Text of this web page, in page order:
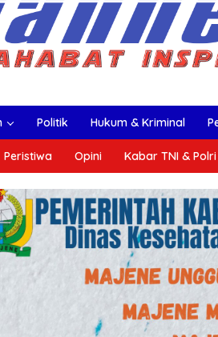
Politik Hukum & Kriminal
Peristiwa Opini Kabar TNI & Polri